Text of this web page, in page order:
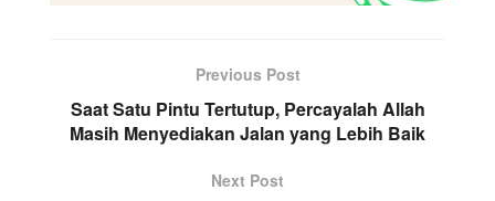
Previous Post
Saat Satu Pintu Tertutup, Percayalah Allah
Masih Menyediakan Jalan yang Lebih Baik
Next Post